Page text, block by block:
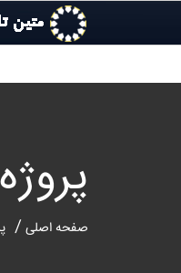
صفحه اصلی